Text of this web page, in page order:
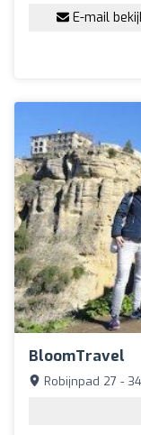
E-mail
BloomTravel
Robijnpad 27 -